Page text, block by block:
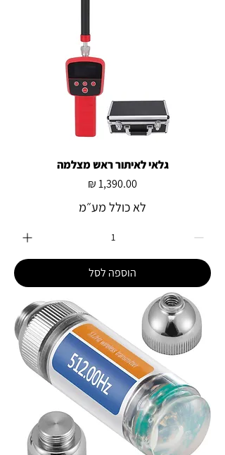
גלאי לאיתור ראש מצלמה
מחיר
לא כולל מע״מ
הוספה לסל